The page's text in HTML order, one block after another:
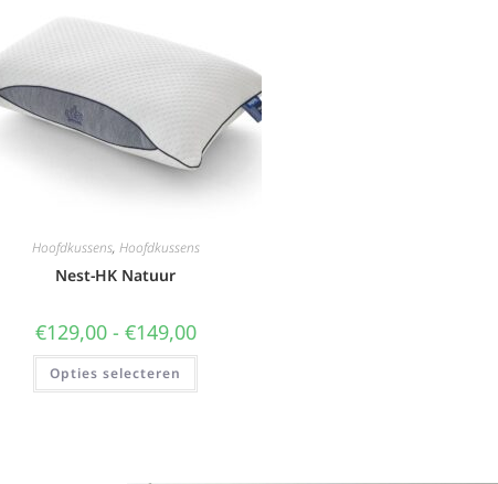
Hoofdkussens, Hoofdkussens
Nest-HK Natuur
€129,00 - €149,00
Opties selecteren